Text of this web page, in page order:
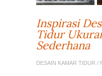
Inspirasi
Tidur
Sederhana
DESAIN KAMAR TIDUR /